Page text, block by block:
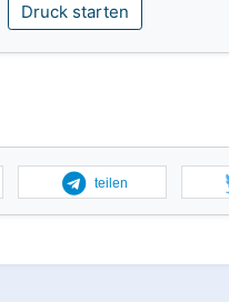
Druck starten
teilen